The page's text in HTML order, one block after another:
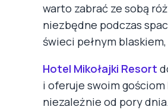
warto zabrać ze sobą
niezbędne podczas
świeci pełnym
Hotel Mikołajki Resort
i oferuje swoim gościom
niezależnie od pory